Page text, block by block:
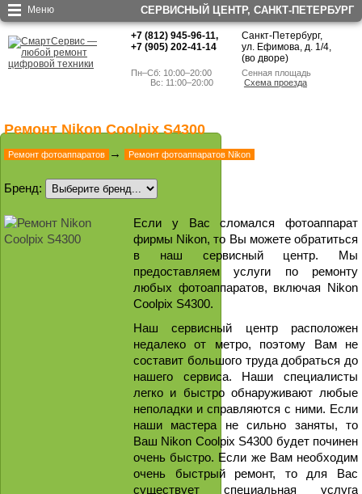
СЕРВИСНЫЙ ЦЕНТР, CАНКТ-ПЕТЕРБУРГ
+7 (812) 945-96-11,
+7 (905) 202-41-14
Санкт-Петербург,
ул. Ефимова, д. 1/4,
(во дворе)
Пн–Сб: 10:00–20:00
Вс: 11:00–20:00
Сенная площадь
Схема проезда
Меню
Ремонт Nikon Coolpix S4300
Ремонт фотоаппаратов → Ремонт фотоаппаратов Nikon
Бренд:
Если у Вас сломался фотоаппарат
фирмы Nikon, то Вы можете обратиться
в наш сервисный центр. Мы
предоставляем услуги по ремонту
любых фотоаппаратов, включая Nikon
Coolpix S4300.
Наш сервисный центр расположен
недалеко от метро, поэтому Вам не
составит большого труда добраться до
нашего сервиса. Наши специалисты
легко и быстро обнаруживают любые
неполадки и справляются с ними. Если
наши мастера не сильно заняты, то
Ваш Nikon Coolpix S4300 будет починен
очень быстро. Если же Вам необходим
очень быстрый ремонт, то для Вас
существует специальная услуга